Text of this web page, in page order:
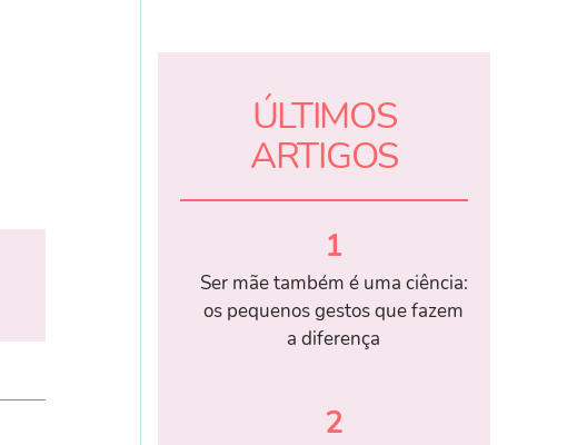
ÚLTIMOS
ARTIGOS
1
Ser mãe também é uma ciência:
os pequenos gestos que fazem
a diferença
2